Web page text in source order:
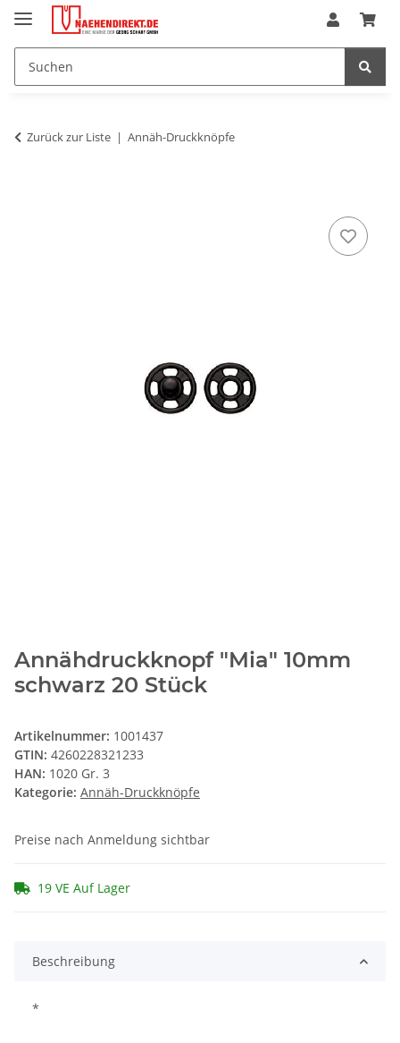
Zurück zur Liste Annäh-Druckknöpfe
Annähdruckknopf "Mia" 10mm
schwarz 20 Stück
Artikelnummer: 1001437
GTIN: 4260228321233
HAN: 1020 Gr. 3
Kategorie: Annäh-Druckknöpfe
Preise nach Anmeldung sichtbar
19 VE Auf Lager
Beschreibung
*